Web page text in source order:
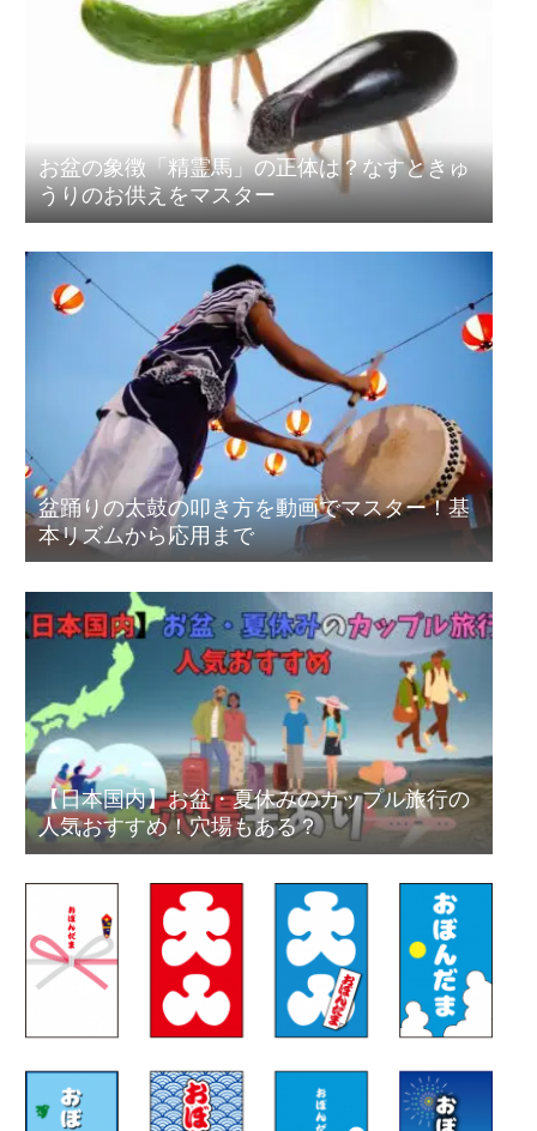
お盆の象徴「精霊馬」の正体は？なすときゅ
うりのお供えをマスター
盆踊りの太鼓の叩き方を動画でマスター！基
本リズムから応用まで
【日本国内】お盆・夏休みのカップル旅行の
人気おすすめ！穴場もある？